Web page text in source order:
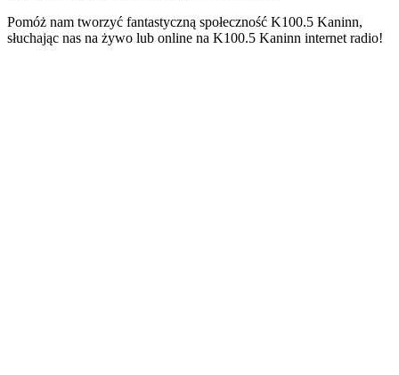
Pomóż nam tworzyć fantastyczną społeczność K100.5 Kaninn,
słuchając nas na żywo lub online na K100.5 Kaninn internet radio!